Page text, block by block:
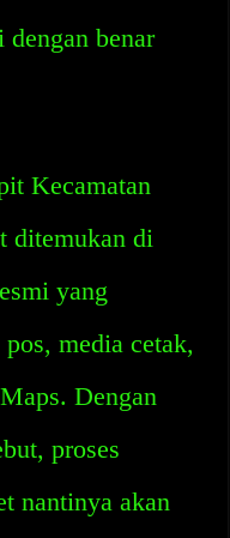
dengan benar
Kecamatan
ditemukan di
yang
media cetak,
Dengan
proses
nantinya akan